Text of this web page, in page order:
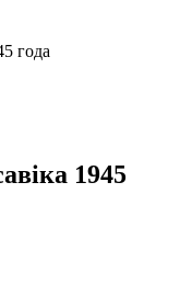
года
1945